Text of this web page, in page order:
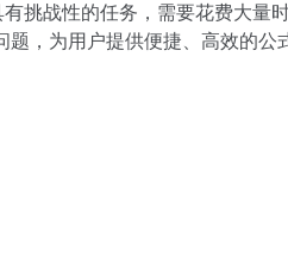
挑战性的任务，需要花费大量
题，为用户提供便捷、高效的